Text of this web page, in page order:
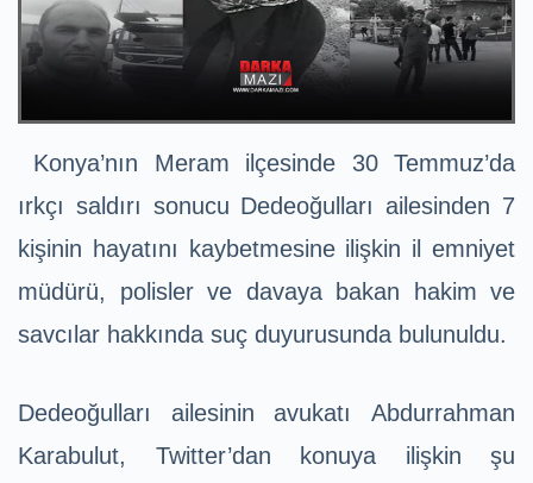
Konya’nın Meram ilçesinde 30 Temmuz’da
ırkçı saldırı sonucu Dedeoğulları ailesinden 7
kişinin hayatını kaybetmesine ilişkin il emniyet
müdürü, polisler ve davaya bakan hakim ve
savcılar hakkında suç duyurusunda bulunuldu.
Dedeoğulları ailesinin avukatı Abdurrahman
Karabulut, Twitter’dan konuya ilişkin şu